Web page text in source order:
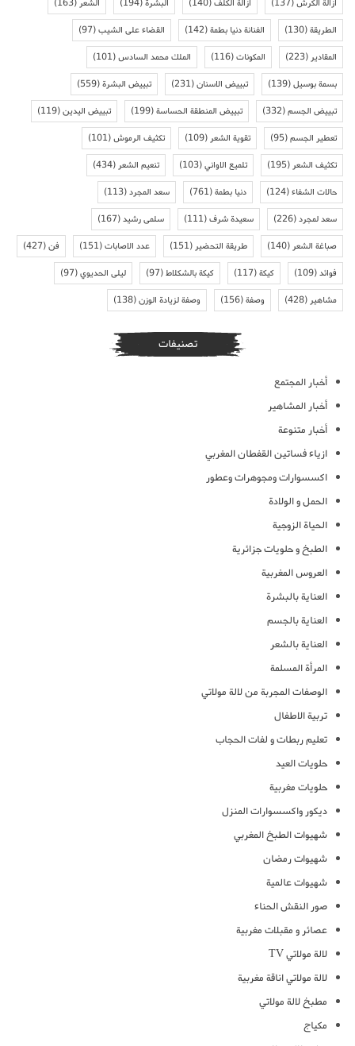
ازالة الكرش(137) ازالة الكلف(140) البشرة(194) الشعر(163)
الطريقة(130) الفنانة دنيا بطمة(142) القضاء على الشيب(97)
المقادير(223) المكونات(116) الملك محمد السادس(101)
بسمة بوسيل(139) تبييض الاسنان(231) تبييض البشرة(559)
تبييض الجسم(332) تبييض المنطقة الحساسة(199) تبييض اليدين(119)
تعطير الجسم(95) تقوية الشعر(109) تكثيف الرموش(101)
تكثيف الشعر(195) تلميع الاواني(103) تنعيم الشعر(434)
حالات الشفاء(124) دنيا بطمة(761) سعد المجرد(113)
سعد لمجرد(226) سعيدة شرف(111) سلمى رشيد(167)
صباغة الشعر(140) طريقة التحضير(151) عدد الاصابات(151) فن(427)
فوائد(109) كيكة(117) كيكة بالشكلاط(97) ليلى الحديوي(97)
مشاهير(428) وصفة(156) وصفة لزيادة الوزن(138)
تصنيفات
أخبار المجتمع
أخبار المشاهير
أخبار متنوعة
ازياء فساتين القفطان المغربي
اكسسوارات ومجوهرات وعطور
الحمل و الولادة
الحياة الزوجية
الطبخ و حلويات جزائرية
العروس المغربية
العناية بالبشرة
العناية بالجسم
العناية بالشعر
المرأة المسلمة
الوصفات المجربة من لالة مولاتي
تربية الاطفال
تعليم ربطات و لفات الحجاب
حلويات العيد
حلويات مغربية
ديكور واكسسوارات المنزل
شهيوات الطبخ المغربي
شهيوات رمضان
شهيوات عالمية
صور النقش الحناء
عصائر و مقبلات مغربية
لالة مولاتي TV
لالة مولاتي اناقة مغربية
مطبخ لالة مولاتي
مكياج